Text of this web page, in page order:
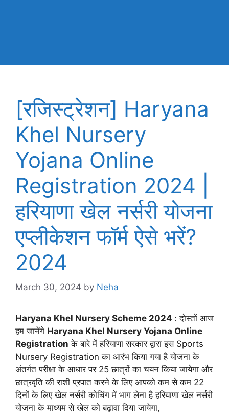
[रजिस्ट्रेशन] Haryana
Khel Nursery
Yojana Online
Registration 2024 |
हरियाणा खेल नर्सरी योजना
एप्लीकेशन फॉर्म ऐसे भरें?
2024
March 30, 2024 by Neha
Haryana Khel Nursery Scheme 2024 : दोस्तों आज
हम जानेंगे Haryana Khel Nursery Yojana Online
Registration के बारे में हरियाणा सरकार द्वारा इस Sports
Nursery Registration का आरंभ किया गया है योजना के
अंतर्गत परीक्षा के आधार पर 25 छात्रों का चयन किया जायेगा और
छात्रवृति की राशी प्रपात करने के लिए आपको कम से कम 22
दिनों के लिए खेल नर्सरी कोचिंग में भाग लेना है हरियाणा खेल नर्सरी
योजना के माध्यम से खेल को बढ़ावा दिया जायेगा,